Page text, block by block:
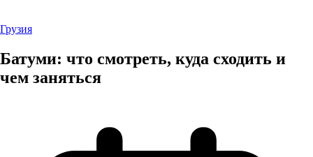
Грузия
Батуми: что смотреть, куда сходить и
чем заняться